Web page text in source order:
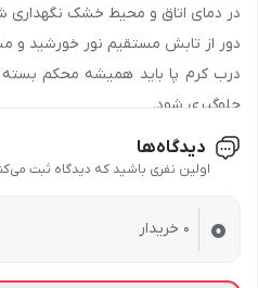
استفاده از کرم پا به منظور مرطوب
انتخاب محصولات با ترکیبات
پوست.
استفاده منظم از کرم پا برای حفظ
در دمای اتاق و محیط خشک نگهداری
دور از تابش مستقیم نور خورشید و
درب کرم پا باید همیشه محکم بسته
جلوگیری شود.
از تماس با رطوبت و آب جلوگیری شود.
دور از دسترس کودکان نگهداری شود.
از قرار دادن محصول در محیط‌های
دیدگاه‌ها
اولین نفری باشید که دیدگاه ثبت
0
0 خریدار